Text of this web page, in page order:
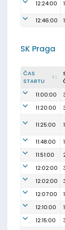
12:24:00 1
12:46:00 1
SK Praga
ČAS
STARTU
11:00:00
11:20:00
11:25:00 1
11:48:00
11:51:00
12:02:00
12:02:00
12:07:00
1
12:10:00
1
12:15:00